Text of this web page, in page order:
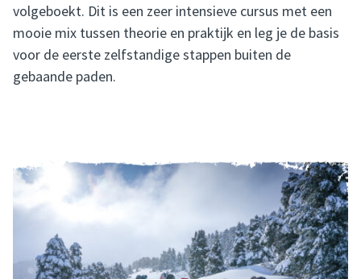
volgeboekt. Dit is een zeer intensieve cursus met een
mooie mix tussen theorie en praktijk en leg je de basis
voor de eerste zelfstandige stappen buiten de
gebaande paden.